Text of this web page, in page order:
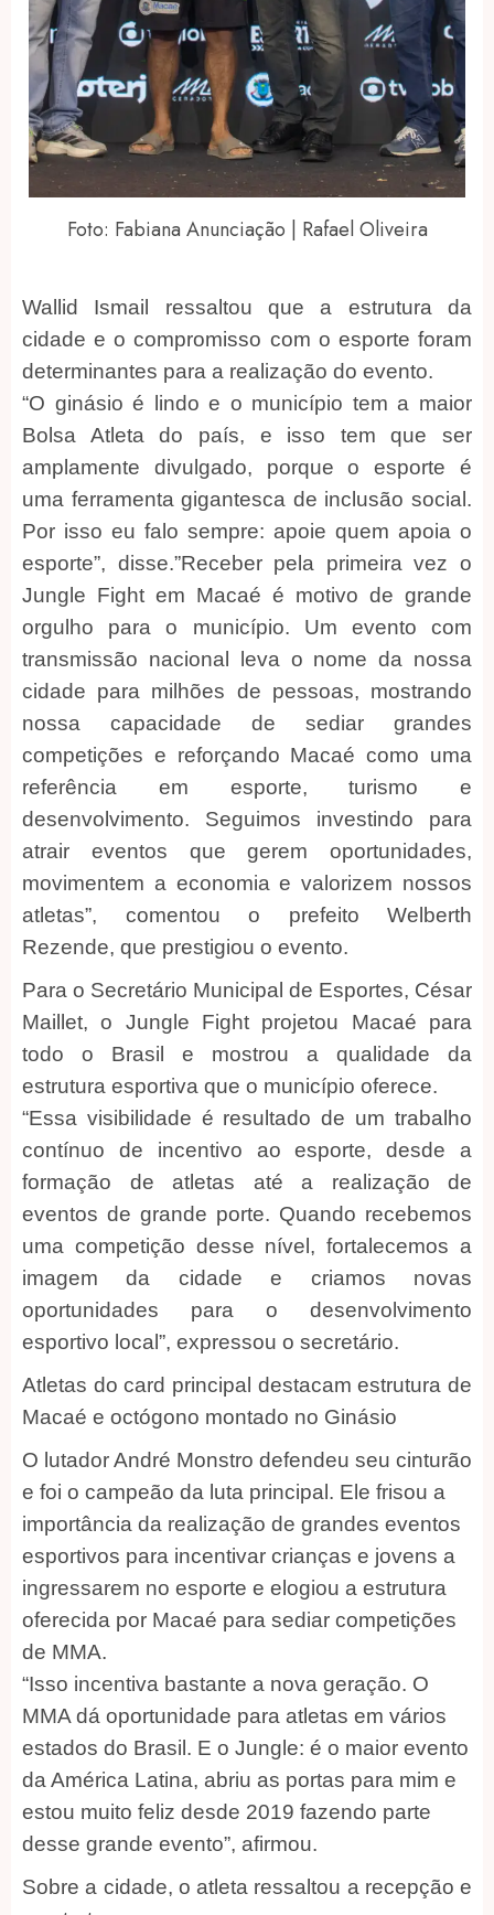
Foto: Fabiana Anunciação | Rafael Oliveira
Wallid Ismail ressaltou que a estrutura da
cidade e o compromisso com o esporte foram
determinantes para a realização do evento.
“O ginásio é lindo e o município tem a maior
Bolsa Atleta do país, e isso tem que ser
amplamente divulgado, porque o esporte é
uma ferramenta gigantesca de inclusão social.
Por isso eu falo sempre: apoie quem apoia o
esporte”, disse.”Receber pela primeira vez o
Jungle Fight em Macaé é motivo de grande
orgulho para o município. Um evento com
transmissão nacional leva o nome da nossa
cidade para milhões de pessoas, mostrando
nossa capacidade de sediar grandes
competições e reforçando Macaé como uma
referência em esporte, turismo e
desenvolvimento. Seguimos investindo para
atrair eventos que gerem oportunidades,
movimentem a economia e valorizem nossos
atletas”, comentou o prefeito Welberth
Rezende, que prestigiou o evento.
Para o Secretário Municipal de Esportes, César
Maillet, o Jungle Fight projetou Macaé para
todo o Brasil e mostrou a qualidade da
estrutura esportiva que o município oferece.
“Essa visibilidade é resultado de um trabalho
contínuo de incentivo ao esporte, desde a
formação de atletas até a realização de
eventos de grande porte. Quando recebemos
uma competição desse nível, fortalecemos a
imagem da cidade e criamos novas
oportunidades para o desenvolvimento
esportivo local”, expressou o secretário.
Atletas do card principal destacam estrutura de
Macaé e octógono montado no Ginásio
O lutador André Monstro defendeu seu cinturão
e foi o campeão da luta principal. Ele frisou a
importância da realização de grandes eventos
esportivos para incentivar crianças e jovens a
ingressarem no esporte e elogiou a estrutura
oferecida por Macaé para sediar competições
de MMA.
“Isso incentiva bastante a nova geração. O
MMA dá oportunidade para atletas em vários
estados do Brasil. E o Jungle: é o maior evento
da América Latina, abriu as portas para mim e
estou muito feliz desde 2019 fazendo parte
desse grande evento”, afirmou.
Sobre a cidade, o atleta ressaltou a recepção e